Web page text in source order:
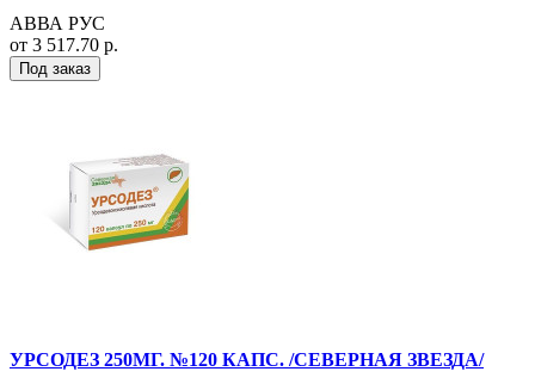
АВВА РУС
от 3 517.70 р.
Под заказ
УРСОДЕЗ 250МГ. №120 КАПС. /СЕВЕРНАЯ ЗВЕЗДА/